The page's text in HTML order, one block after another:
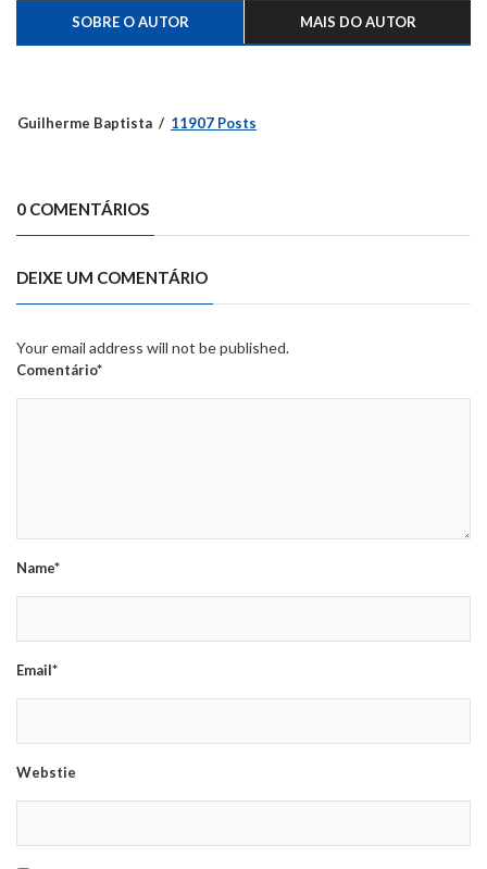
SOBRE O AUTOR MAIS DO AUTOR
Guilherme Baptista 11907 Posts
0 COMENTÁRIOS
DEIXE UM COMENTÁRIO
Your email address will not be published.
Comentário*
Name*
Email*
Webstie